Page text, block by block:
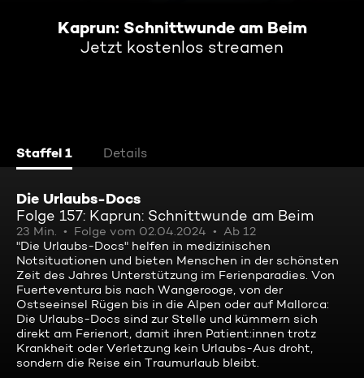
Kaprun: Schnittwunde am Beim
Jetzt kostenlos streamen
Staffel 1 Details
Die Urlaubs-Docs
Folge 157: Kaprun: Schnittwunde am Beim
23 Min. Folge vom 02.04.2024
Ab 12
"Die Urlaubs-Docs" helfen in medizinischen
Notsituationen und bieten Menschen in der schönsten
Zeit des Jahres Unterstützung im Ferienparadies. Von
Fuerteventura bis nach Wangerooge, von der
Ostseeinsel Rügen bis in die Alpen oder auf Mallorca:
Die Urlaubs-Docs sind zur Stelle und kümmern sich
direkt am Ferienort, damit ihren Patient:innen trotz
Krankheit oder Verletzung kein Urlaubs-Aus droht,
sondern die Reise ein Traumurlaub bleibt.